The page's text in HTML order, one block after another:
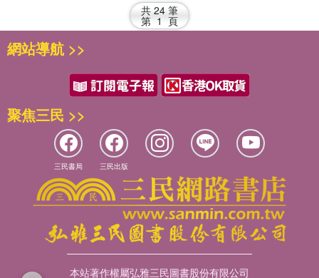
共 24 筆
第 1 頁
網站導航 >>
聚焦三民 >>
三民書局 三民出版
本站著作權屬弘雅三民圖書股份有限公司